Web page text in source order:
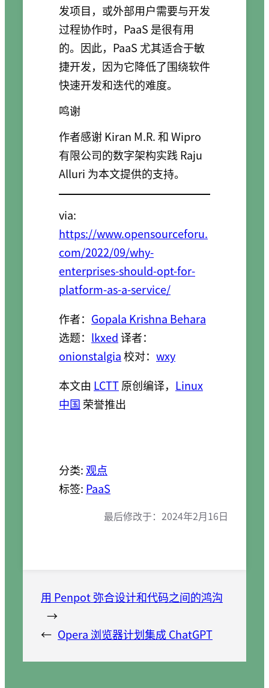
发项目，或外部用户需要与开发
过程协作时，PaaS 是很有用
的。因此，PaaS 尤其适合于敏
捷开发，因为它降低了围绕软件
快速开发和迭代的难度。
鸣谢
作者感谢 Kiran M.R. 和 Wipro
有限公司的数字架构实践 Raju
Alluri 为本文提供的支持。
via:
https://www.opensourceforu.
com/2022/09/why-
enterprises-should-opt-for-
platform-as-a-service/
作者： Gopala Krishna Behara
选题： lkxed译者：
onionstalgia校对： wxy
本文由 LCTT原创编译， Linux
中国 荣誉推出
分类: 观点
标签: PaaS
最后修改于： 2024年2月16日
用 Penpot 弥合设计和代码之间的鸿沟
→
← Opera 浏览器计划集成 ChatGPT